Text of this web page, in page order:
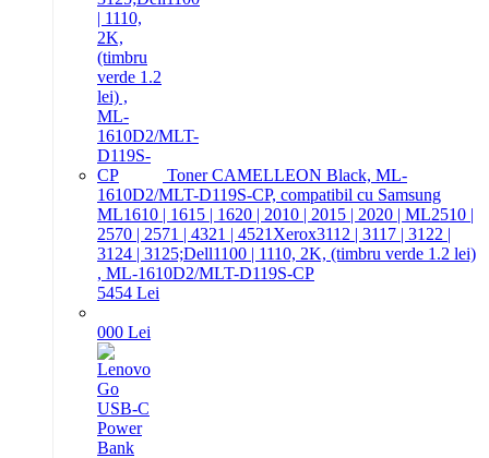
Toner CAMELLEON Black, ML-
1610D2/MLT-D119S-CP, compatibil cu Samsung
ML1610 | 1615 | 1620 | 2010 | 2015 | 2020 | ML2510 |
2570 | 2571 | 4321 | 4521Xerox3112 | 3117 | 3122 |
3124 | 3125;Dell1100 | 1110, 2K, (timbru verde 1.2 lei)
, ML-1610D2/MLT-D119S-CP
5454 Lei
000 Lei